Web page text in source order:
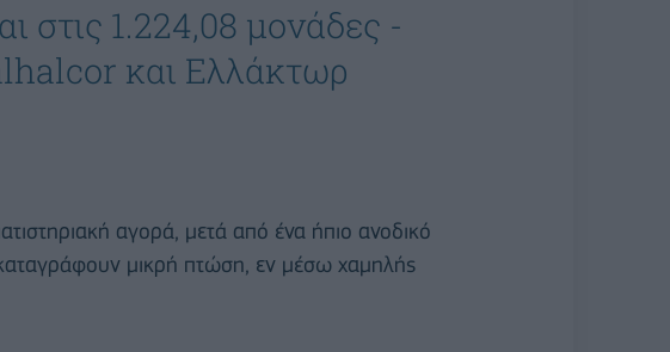
στις 1.224,08 μονάδες -
και Ελλάκτωρ
αγορά, μετά από ένα ήπιο ανοδικό
μικρή πτώση, εν μέσω χαμηλής